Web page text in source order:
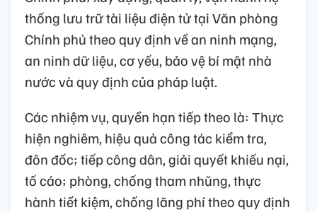
thống lưu trữ tài liệu điện tử tại Văn phòng
Chính phủ theo quy định về an ninh mạng,
an ninh dữ liệu, cơ yếu, bảo vệ bí mật nhà
nước và quy định của pháp luật.
Các nhiệm vụ, quyền hạn tiếp theo là: Thực
hiện nghiêm, hiệu quả công tác kiểm tra,
đôn đốc; tiếp công dân, giải quyết khiếu nại,
tố cáo; phòng, chống tham nhũng, thực
hành tiết kiệm, chống lãng phí theo quy định